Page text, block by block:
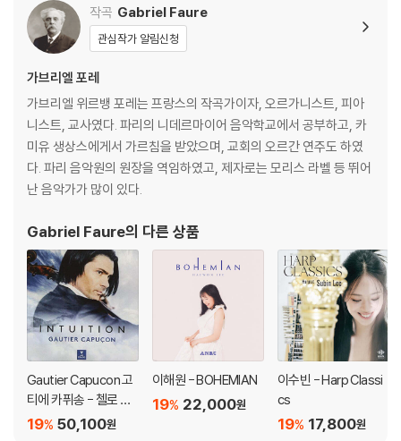
작곡 Gabriel Faure
관심작가 알림신청
가브리엘 포레
가브리엘 위르뱅 포레는 프랑스의 작곡가이자, 오르가니스트, 피아
니스트, 교사였다. 파리의 니데르마이어 음악학교에서 공부하고, 카
미유 생상스에게서 가르침을 받았으며, 교회의 오르간 연주도 하였
다. 파리 음악원의 원장을 역임하였고, 제자로는 모리스 라벨 등 뛰어
난 음악가가 많이 있다.
Gabriel Faure의 다른 상품
Gautier Capucon 고
티에 카퓌송 - 첼로 소
품집 '인투이션' (Intuiti
50,100원
19%
이해원 - BOHEMIAN
22,000원
19%
이수빈 - Harp Classi
cs
17,800원
19%